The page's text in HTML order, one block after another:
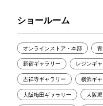
ショールーム
オンラインストア・本部
新宿ギャラリー レジンギ
吉祥寺ギャラリー 横浜ギ
大阪梅田ギャラリー 大阪